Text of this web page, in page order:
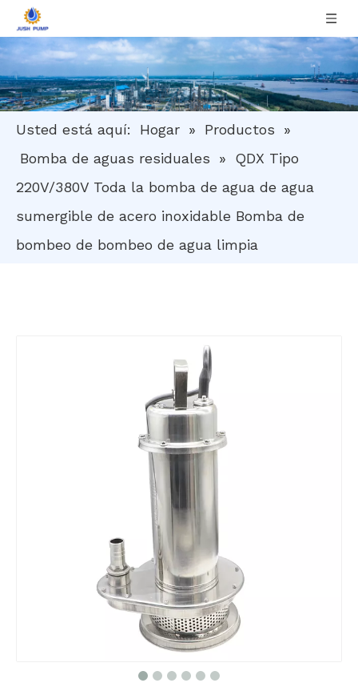
Usted está aquí: Hogar » Productos
»
Bomba de aguas residuales
»
QDX Tipo
220V/380V Toda la bomba de agua de agua
sumergible de acero inoxidable Bomba de
bombeo de bombeo de agua limpia